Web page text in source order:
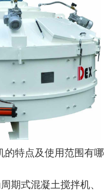
的特点及使用范围有哪
期式混凝土搅拌机、